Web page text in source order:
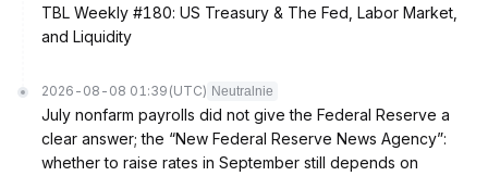
TBL Weekly #180: US Treasury & The Fed, Labor Market,
and Liquidity
2026-08-08 01:39 (UTC) Neutralnie
July nonfarm payrolls did not give the Federal Reserve a
clear answer; the “New Federal Reserve News Agency”:
whether to raise rates in September still depends on